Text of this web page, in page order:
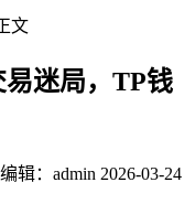
文
迷局，TP钱
辑：admin 2026-03-24